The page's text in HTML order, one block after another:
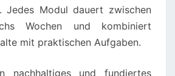
Jedes Modul dauert zwischen
Wochen und kombiniert
mit praktischen Aufgaben.
nachhaltiges und fundiertes